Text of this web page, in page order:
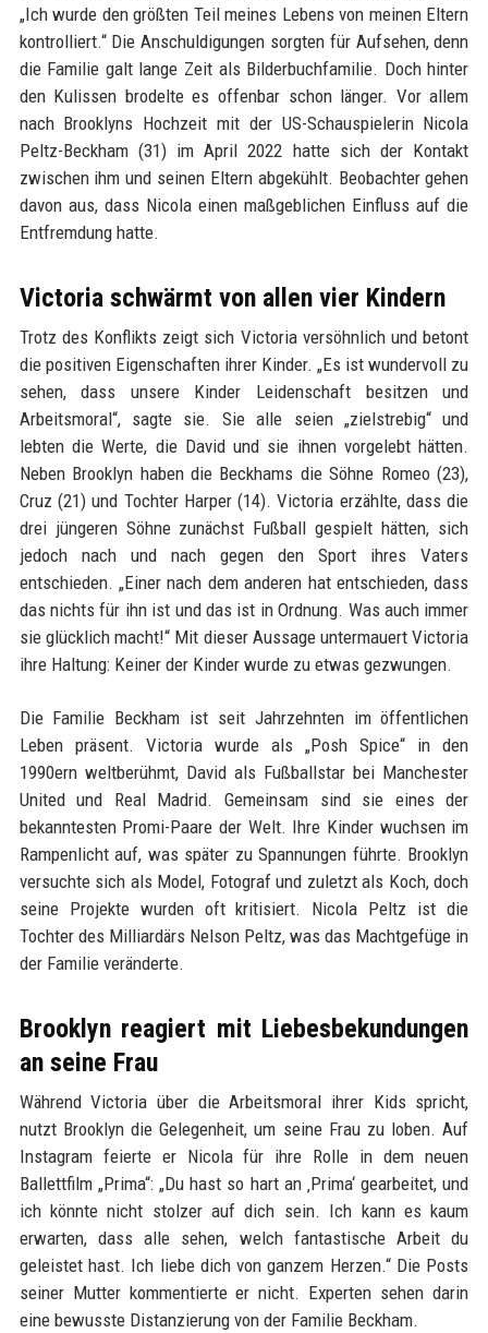
„Ich wurde den größten Teil meines Lebens von meinen Eltern
kontrolliert.“ Die Anschuldigungen sorgten für Aufsehen, denn
die Familie galt lange Zeit als Bilderbuchfamilie. Doch hinter
den Kulissen brodelte es offenbar schon länger. Vor allem
nach Brooklyns Hochzeit mit der US-Schauspielerin Nicola
Peltz-Beckham (31) im April 2022 hatte sich der Kontakt
zwischen ihm und seinen Eltern abgekühlt. Beobachter gehen
davon aus, dass Nicola einen maßgeblichen Einfluss auf die
Entfremdung hatte.
Victoria schwärmt von allen vier Kindern
Trotz des Konflikts zeigt sich Victoria versöhnlich und betont
die positiven Eigenschaften ihrer Kinder. „Es ist wundervoll zu
sehen, dass unsere Kinder Leidenschaft besitzen und
Arbeitsmoral“, sagte sie. Sie alle seien „zielstrebig“ und
lebten die Werte, die David und sie ihnen vorgelebt hätten.
Neben Brooklyn haben die Beckhams die Söhne Romeo (23),
Cruz (21) und Tochter Harper (14). Victoria erzählte, dass die
drei jüngeren Söhne zunächst Fußball gespielt hätten, sich
jedoch nach und nach gegen den Sport ihres Vaters
entschieden. „Einer nach dem anderen hat entschieden, dass
das nichts für ihn ist und das ist in Ordnung. Was auch immer
sie glücklich macht!“ Mit dieser Aussage untermauert Victoria
ihre Haltung: Keiner der Kinder wurde zu etwas gezwungen.
Die Familie Beckham ist seit Jahrzehnten im öffentlichen
Leben präsent. Victoria wurde als „Posh Spice“ in den
1990ern weltberühmt, David als Fußballstar bei Manchester
United und Real Madrid. Gemeinsam sind sie eines der
bekanntesten Promi-Paare der Welt. Ihre Kinder wuchsen im
Rampenlicht auf, was später zu Spannungen führte. Brooklyn
versuchte sich als Model, Fotograf und zuletzt als Koch, doch
seine Projekte wurden oft kritisiert. Nicola Peltz ist die
Tochter des Milliardärs Nelson Peltz, was das Machtgefüge in
der Familie veränderte.
Brooklyn reagiert mit Liebesbekundungen
an seine Frau
Während Victoria über die Arbeitsmoral ihrer Kids spricht,
nutzt Brooklyn die Gelegenheit, um seine Frau zu loben. Auf
Instagram feierte er Nicola für ihre Rolle in dem neuen
Ballettfilm „Prima“: „Du hast so hart an ‚Prima‘ gearbeitet, und
ich könnte nicht stolzer auf dich sein. Ich kann es kaum
erwarten, dass alle sehen, welch fantastische Arbeit du
geleistet hast. Ich liebe dich von ganzem Herzen.“ Die Posts
seiner Mutter kommentierte er nicht. Experten sehen darin
eine bewusste Distanzierung von der Familie Beckham.